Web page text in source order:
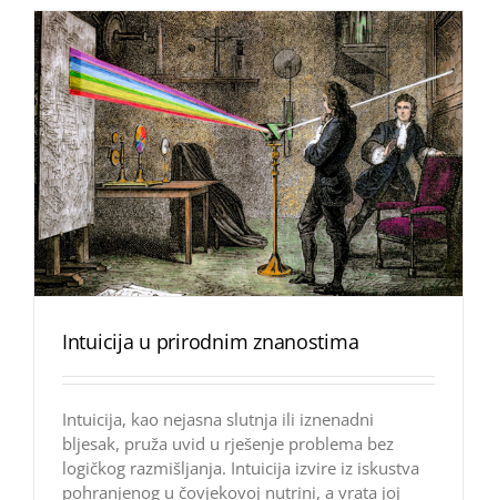
Intuicija u prirodnim znanostima
Intuicija, kao nejasna slutnja ili iznenadni
bljesak, pruža uvid u rješenje problema bez
logičkog razmišljanja. Intuicija izvire iz iskustva
pohranjenog u čovjekovoj nutrini, a vrata joj